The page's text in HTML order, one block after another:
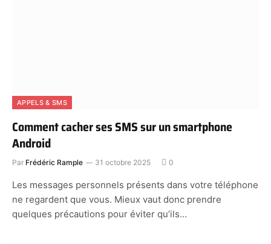
APPELS & SMS
Comment cacher ses SMS sur un smartphone
Android
Par Frédéric Rample 31 octobre 2025 0
Les messages personnels présents dans votre téléphone
ne regardent que vous. Mieux vaut donc prendre
quelques précautions pour éviter qu’ils…